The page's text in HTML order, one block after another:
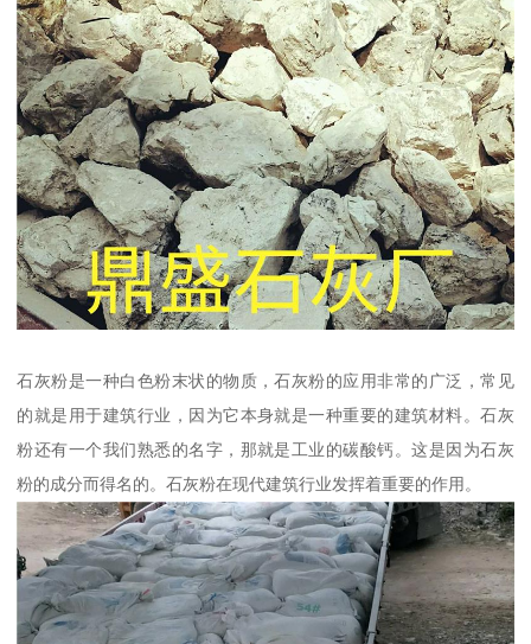
石灰粉是一种白色粉末状的物质，石灰粉的应用非常的广泛，常见
的就是用于建筑行业，因为它本身就是一种重要的建筑材料。石灰
粉还有一个我们熟悉的名字，那就是工业的碳酸钙。这是因为石灰
粉的成分而得名的。石灰粉在现代建筑行业发挥着重要的作用。